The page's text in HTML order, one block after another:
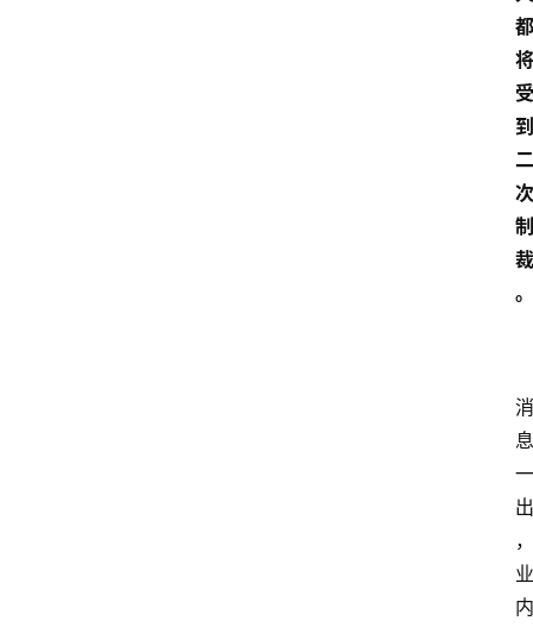
都
将
受
到
二
次
制
裁
。
消
息
一
出
，
业
内